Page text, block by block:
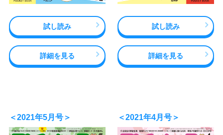
試し読み
詳細を見る
試し読み
詳細を見る
＜2021年5月号＞ ＜2021年4月号＞